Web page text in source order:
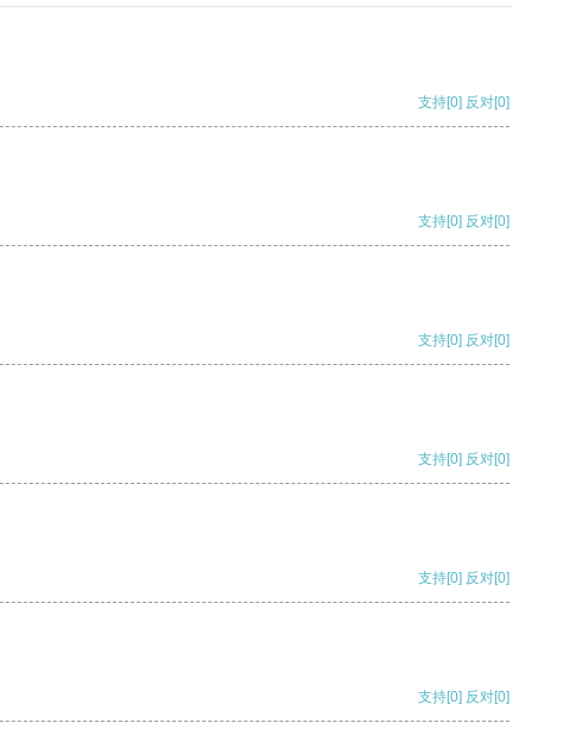
支持[0] 反对[0]
支持[0] 反对[0]
支持[0] 反对[0]
支持[0] 反对[0]
支持[0] 反对[0]
支持[0] 反对[0]